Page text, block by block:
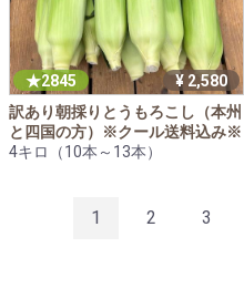
2845
¥ 2,580
訳あり朝採りとうもろこし（本州
と四国の方）※クール送料込み※
4キロ（10本～13本）
1 2 3